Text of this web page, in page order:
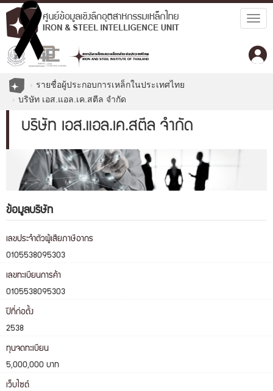
รายชื่อผู้ประกอบการเหล็กในประเทศไทย
บริษัท เอส.แอล.เค.สตีล จำกัด
บริษัท เอส.แอล.เค.สตีล จำกัด
ข้อมูลบริษัท
เลขประจำตัวผู้เสียภาษีอากร
0105538095303
เลขทะเบียนการค้า
0105538095303
ปีที่ก่อตั้ง
2538
ทุนจดทะเบียน
5,000,000 บาท
เว็บไซต์